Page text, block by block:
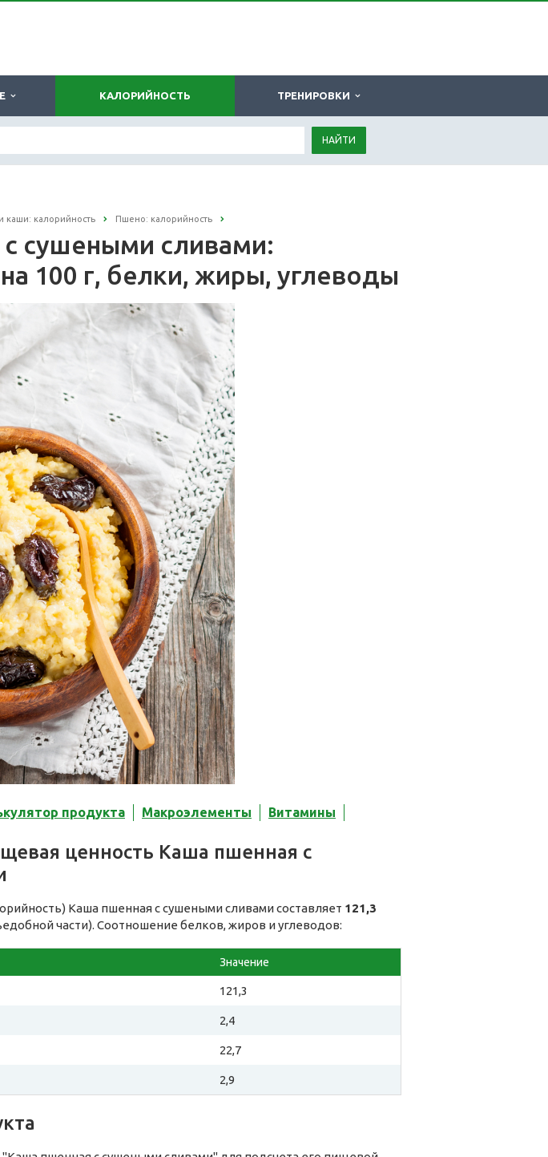
КАЛОРИЙНОСТЬ ТРЕНИРОВКИ
НАЙТИ
каши: калорийность Пшено: калорийность
сушеными сливами:
100 г, белки, жиры, углеводы
продукта Макроэлементы Витамины
ценность Каша пшенная с
Каша пшенная с сушеными сливами составляет 121,3
части). Соотношение белков, жиров и углеводов:
Значение
121,3
2,4
22,7
2,9